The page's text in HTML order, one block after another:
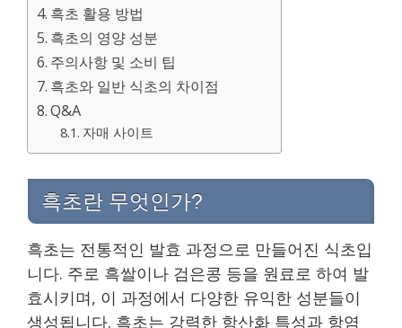
흑초 활용 방법
흑초의 영양 성분
주의사항 및 소비 팁
흑초와 일반 식초의 차이점
Q&A
자매 사이트
흑초란 무엇인가?
흑초는 전통적인 발효 과정으로 만들어진 식초입
니다. 주로 흑쌀이나 검은콩 등을 원료로 하여 발
효시키며, 이 과정에서 다양한 유익한 성분들이
생성됩니다. 흑초는 강력한 항산화 특성과 항염